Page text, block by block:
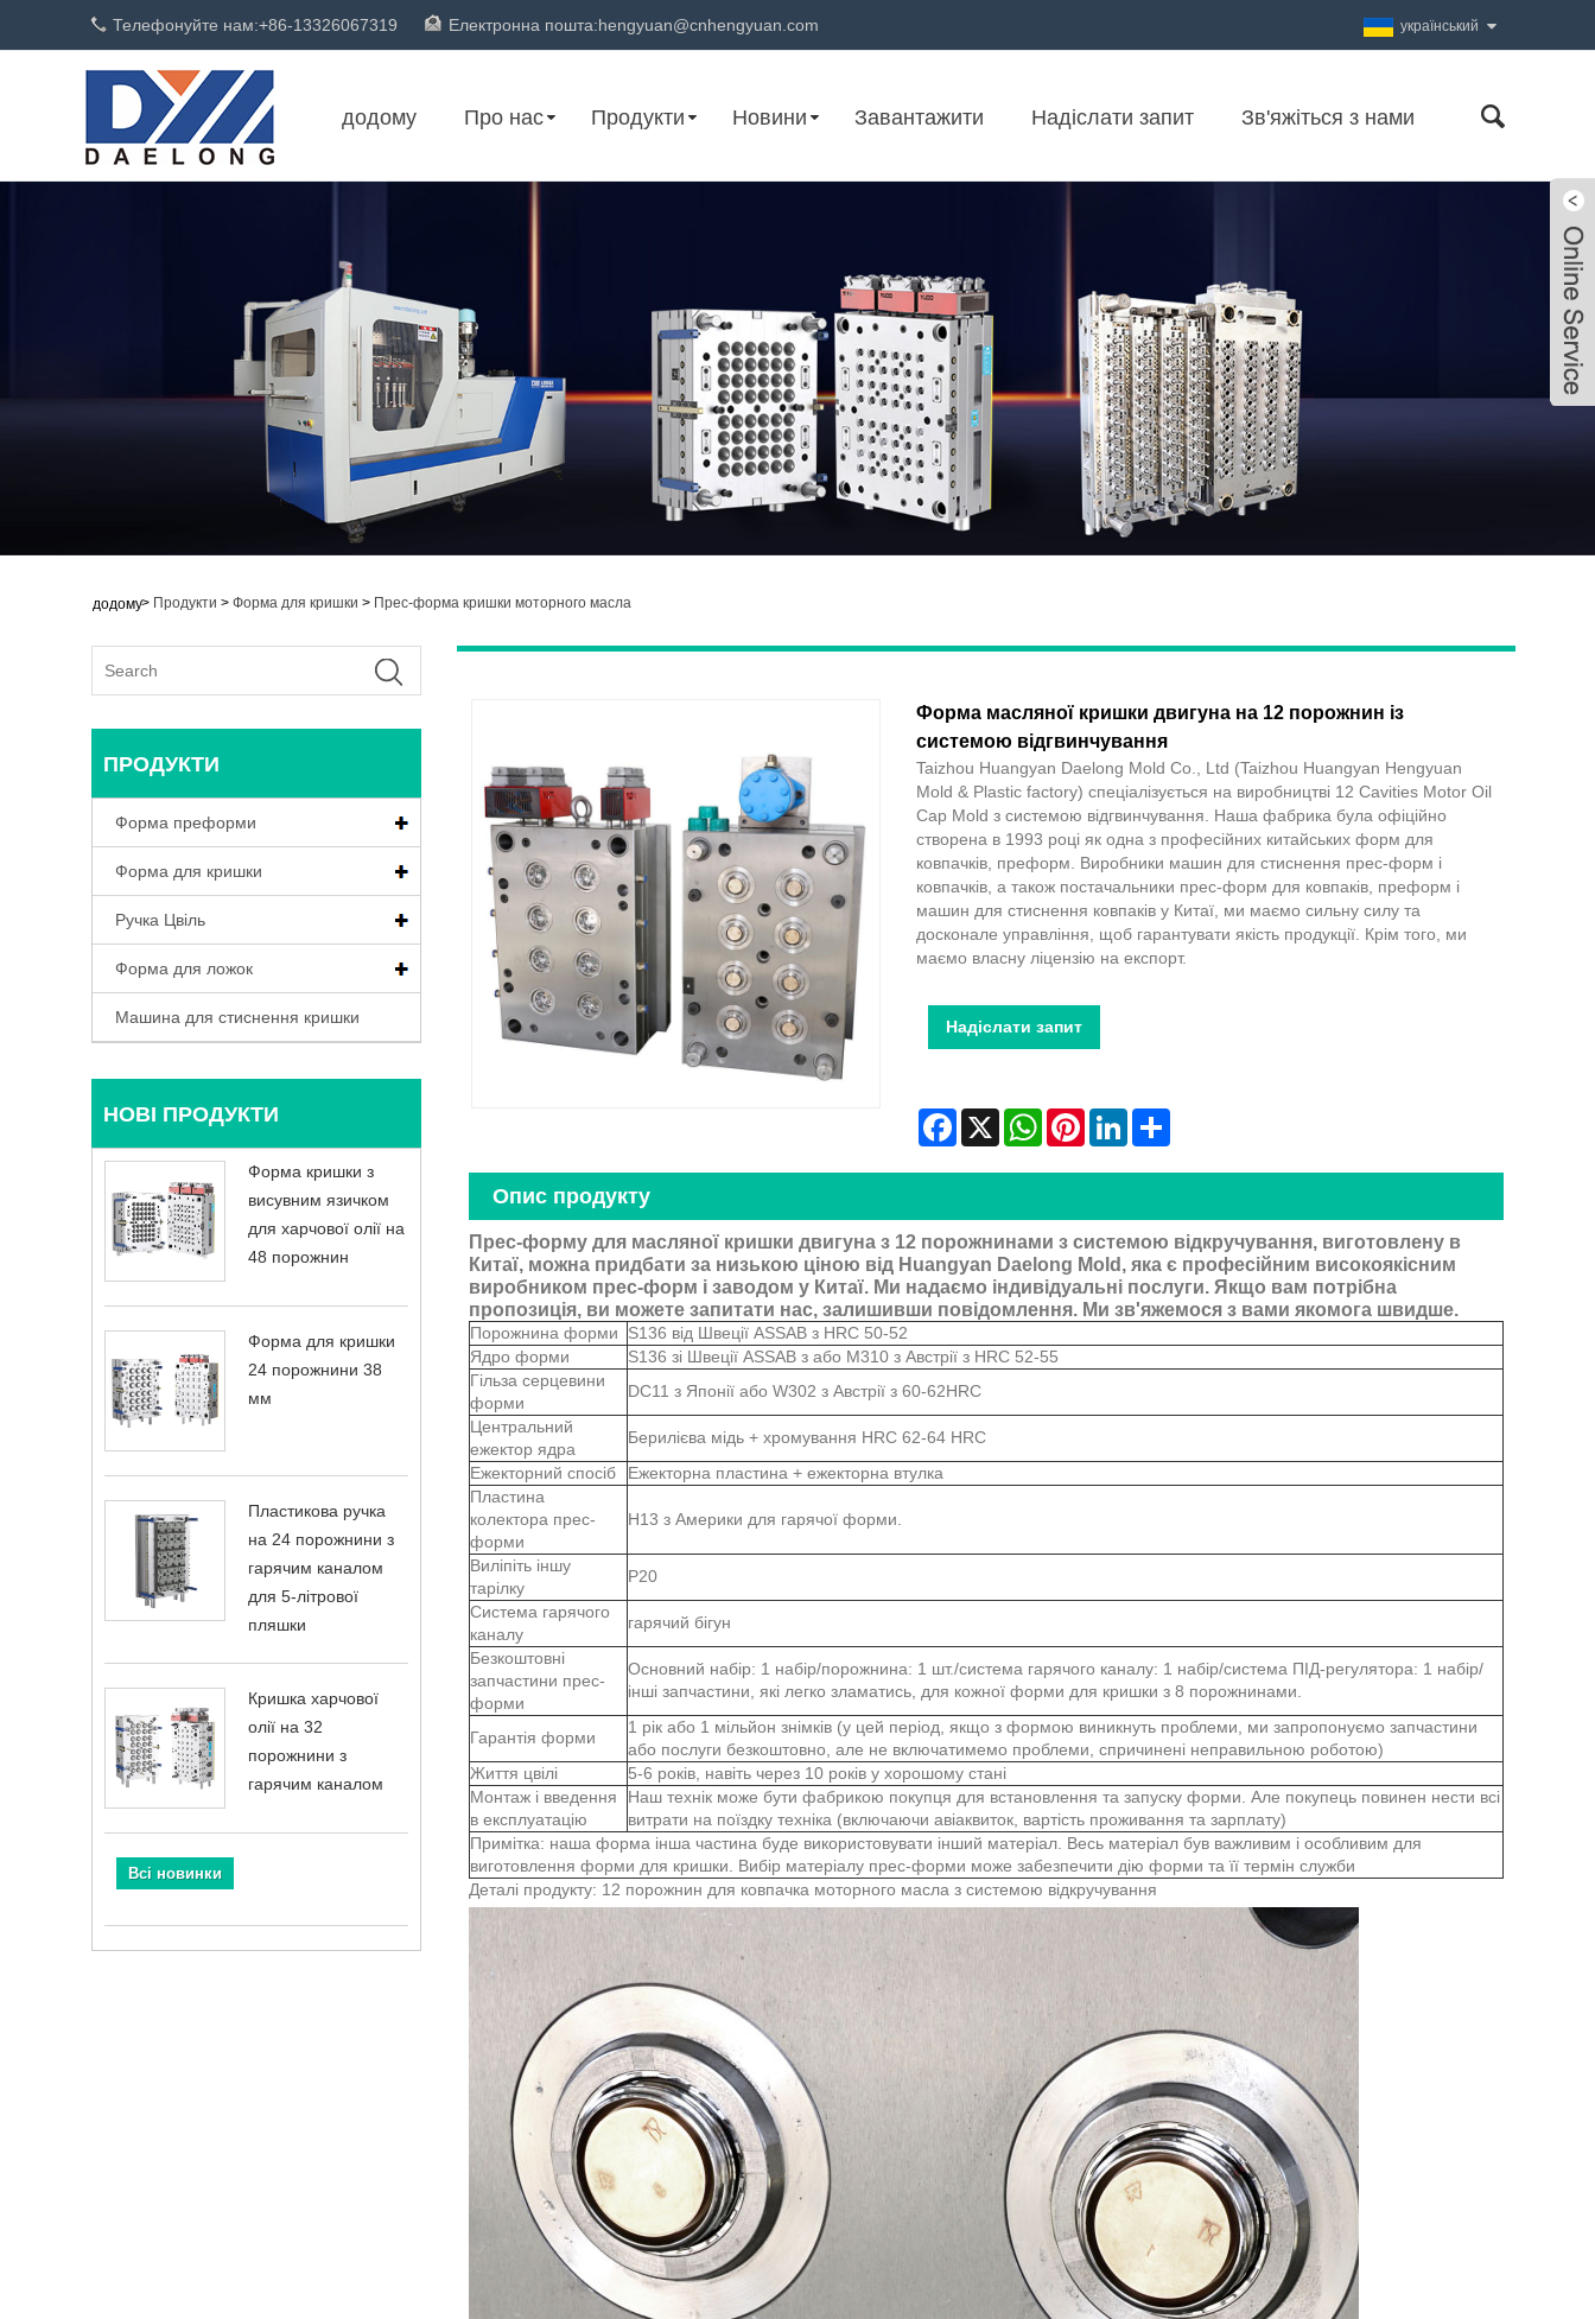
Телефонуйте нам:+86-13326067319 Електронна пошта:hengyuan@cnhengyuan.com український
додому Про нас Продукти Новини Завантажити Надіслати запит Зв'яжіться з нами
додому> Продукти > Форма для кришки > Прес-форма кришки моторного масла
ПРОДУКТИ
Форма преформи
Форма для кришки
Ручка Цвіль
Форма для ложок
Машина для стиснення кришки
НОВІ ПРОДУКТИ
Форма кришки з
висувним язичком
для харчової олії на
48 порожнин
Форма для кришки
24 порожнини 38
мм
Пластикова ручка
на 24 порожнини з
гарячим каналом
для 5-літрової
пляшки
Кришка харчової
олії на 32
порожнини з
гарячим каналом
Всі новинки
Форма масляної кришки двигуна на 12 порожнин із
системою відгвинчування
Taizhou Huangyan Daelong Mold Co., Ltd (Taizhou Huangyan Hengyuan
Mold & Plastic factory) спеціалізується на виробництві 12 Cavities Motor Oil
Cap Mold з системою відгвинчування. Наша фабрика була офіційно
створена в 1993 році як одна з професійних китайських форм для
ковпачків, преформ. Виробники машин для стиснення прес-форм і
ковпачків, а також постачальники прес-форм для ковпаків, преформ і
машин для стиснення ковпаків у Китаї, ми маємо сильну силу та
досконале управління, щоб гарантувати якість продукції. Крім того, ми
маємо власну ліцензію на експорт.
Надіслати запит
Facebook
X WhatsAppPinterestLinkedInShare
Опис продукту
Прес-форму для масляної кришки двигуна з 12 порожнинами з системою відкручування, виготовлену в
Китаї, можна придбати за низькою ціною від Huangyan Daelong Mold, яка є професійним високоякісним
виробником прес-форм і заводом у Китаї. Ми надаємо індивідуальні послуги. Якщо вам потрібна
пропозиція, ви можете запитати нас, залишивши повідомлення. Ми зв'яжемося з вами якомога швидше.
Порожнина форми
S136 від Швеції ASSAB з HRC 50-52
Ядро форми
S136 зі Швеції ASSAB з або M310 з Австрії з HRC 52-55
Гільза серцевини
форми
DC11 з Японії або W302 з Австрії з 60-62HRC
Центральний
ежектор ядра
Берилієва мідь + хромування HRC 62-64 HRC
Ежекторний спосіб
Ежекторна пластина + ежекторна втулка
Пластина
колектора прес-
форми
H13 з Америки для гарячої форми.
Виліпіть іншу
тарілку
P20
Система гарячого
каналу
гарячий бігун
Безкоштовні
запчастини прес-
форми
Основний набір: 1 набір/порожнина: 1 шт./система гарячого каналу: 1 набір/система ПІД-регулятора: 1 набір/
інші запчастини, які легко зламатись, для кожної форми для кришки з 8 порожнинами.
Гарантія форми
1 рік або 1 мільйон знімків (у цей період, якщо з формою виникнуть проблеми, ми запропонуємо запчастини
або послуги безкоштовно, але не включатимемо проблеми, спричинені неправильною роботою)
Життя цвілі
5-6 років, навіть через 10 років у хорошому стані
Монтаж і введення
в експлуатацію
Наш технік може бути фабрикою покупця для встановлення та запуску форми. Але покупець повинен нести всі
витрати на поїздку техніка (включаючи авіаквиток, вартість проживання та зарплату)
Примітка: наша форма інша частина буде використовувати інший матеріал. Весь матеріал був важливим і особливим для
виготовлення форми для кришки. Вибір матеріалу прес-форми може забезпечити дію форми та її термін служби
Деталі продукту: 12 порожнин для ковпачка моторного масла з системою відкручування